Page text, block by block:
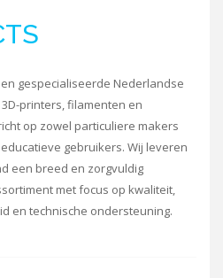
gespecialiseerde Nederlandse
printers, filamenten en
op zowel particuliere makers
gebruikers. Wij leveren
een breed en zorgvuldig
met focus op kwaliteit,
en technische ondersteuning.